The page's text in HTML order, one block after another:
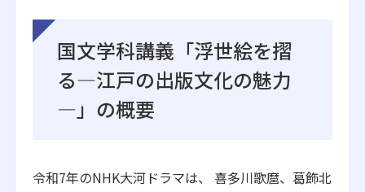
国文学科講義「浮世絵を摺
る―江戸の出版文化の魅力
―」の概要
令和7年のNHK大河ドラマは、 喜多川歌麿、葛飾北